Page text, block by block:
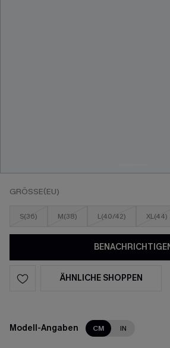
GRÖSSE(EU)
S(36) M(38) L(40/42) XL(44)
ÄHNLICHE SHOPPEN
Modell-Angaben CM IN